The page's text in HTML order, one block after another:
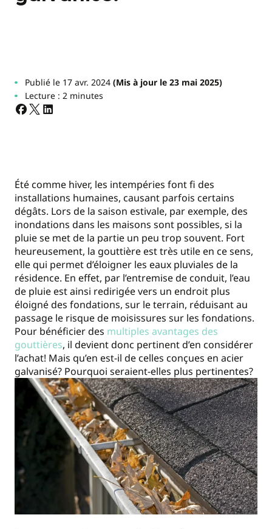
Publié le 17 avr. 2024(Mis à jour le 23 mai 2025)
Lecture : 2 minutes
Été comme hiver, les intempéries font fi des
installations humaines, causant parfois certains
dégâts. Lors de la saison estivale, par exemple, des
inondations dans les maisons sont possibles, si la
pluie se met de la partie un peu trop souvent. Fort
heureusement, la gouttière est très utile en ce sens,
elle qui permet d’éloigner les eaux pluviales de la
résidence. En effet, par l’entremise de conduit, l’eau
de pluie est ainsi redirigée vers un endroit plus
éloigné des fondations, sur le terrain, réduisant au
passage le risque de moisissures sur les fondations.
Pour bénéficier des multiples avantages des
gouttières, il devient donc pertinent d’en considérer
l’achat! Mais qu’en est-il de celles conçues en acier
galvanisé? Pourquoi seraient-elles plus pertinentes?